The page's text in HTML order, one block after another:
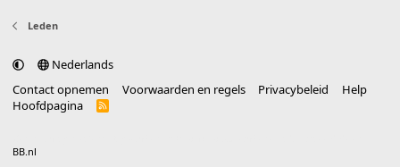
Leden
Nederlands
Contact opnemen
Voorwaarden en regels Privacybeleid
Help
Hoofdpagina
R
BB.nl